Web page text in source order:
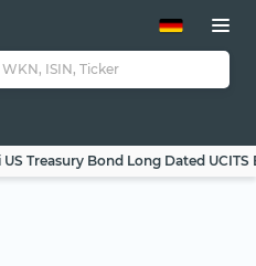
Treasury Bond Long Dated UCITS